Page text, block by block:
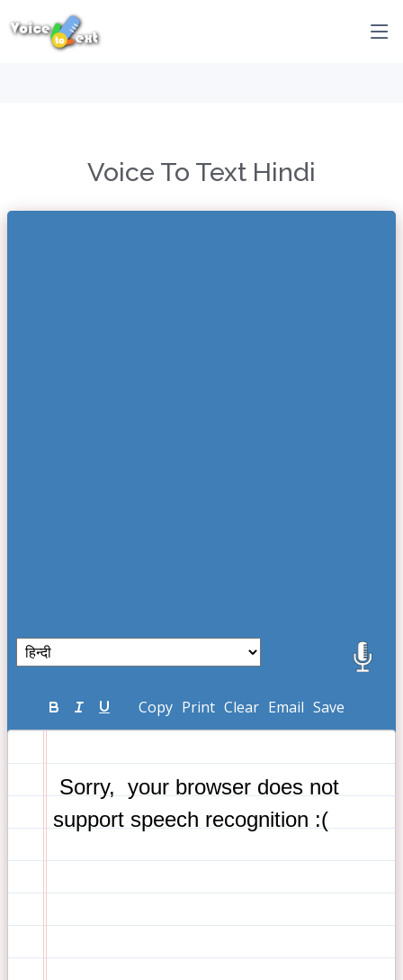
Voice To Text Hindi
Copy Print Clear Email Save
Sorry,  your browser does not